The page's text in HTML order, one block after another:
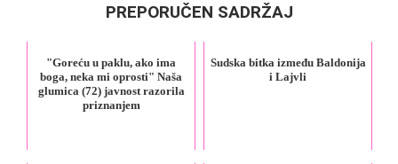
PREPORUČEN SADRŽAJ
"Goreću u paklu, ako ima
boga, neka mi oprosti" Naša
glumica (72) javnost razorila
priznanjem
Sudska bitka između Baldonija
i Lajvli